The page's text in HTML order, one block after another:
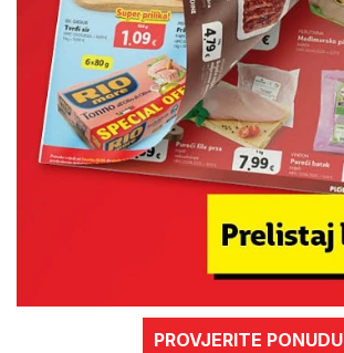
PROVJERITE PONUDU